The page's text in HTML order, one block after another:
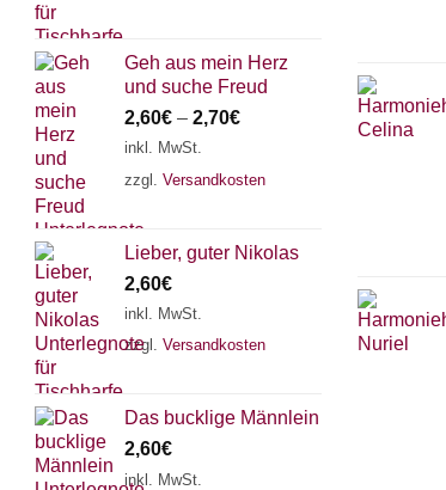
Geh aus mein Herz
und suche Freud
2,60€ – 2,70€
inkl. MwSt.
zzgl. Versandkosten
Lieber, guter Nikolas
2,60€
inkl. MwSt.
zzgl. Versandkosten
Das bucklige Männlein
2,60€
inkl. MwSt.